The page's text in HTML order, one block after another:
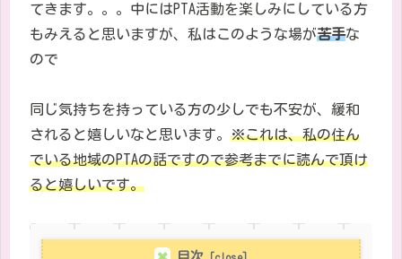
てきます。。。中にはPTA活動を楽しみにしている方
もみえると思いますが、私はこのような場が苦手な
ので
同じ気持ちを持っている方の少しでも不安が、緩和
されると嬉しいなと思います。 ※これは、私の住ん
でいる地域のPTAの話ですので参考までに読んで頂け
ると嬉しいです。